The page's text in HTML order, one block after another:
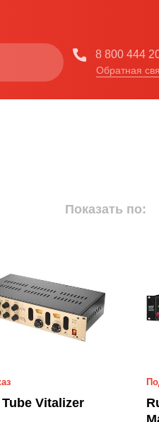
8 800 444
Обратная
Показать по:
Vitalizer